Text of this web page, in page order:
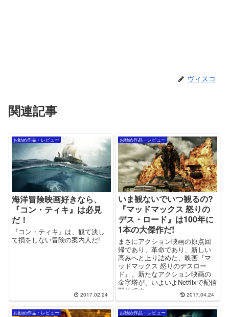
ヴィスコ
関連記事
お勧め作品・レビュー
海洋冒険映画好きなら、
『コン・ティキ』は必見
だ！
『コン・ティキ』は、観て決し
て損をしない冒険の案内人だ!
2017.02.24
お勧め作品・レビュー
いま観ないでいつ観るの?
『マッドマックス 怒りの
デス・ロード』は100年に
1本の大傑作だ!
まさにアクション映画の原点回
帰であり、革命であり、新しい
高みへと上り詰めた、映画『マ
ッドマックス 怒りのデスロー
ド』。新たなアクション映画の
金字塔が、いよいよNetflixで配信
開始です。
2017.04.24
お勧め作品・レビュー お勧め作品・レビュー